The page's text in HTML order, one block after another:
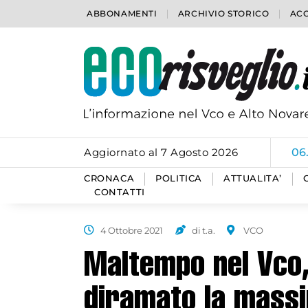
ABBONAMENTI ARCHIVIO STORICO
Aggiornato al 7 Agosto 2026
CRONACA POLITICA ATTUALITA’
CONTATTI
4 Ottobre 2021 di t.a. VCO
Maltempo nel